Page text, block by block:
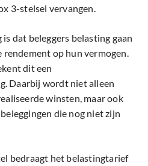
3-stelsel vervangen.
dat beleggers belasting gaan
op hun vermogen.
dit een
Daarbij wordt niet alleen
winsten, maar ook
die nog niet zijn
bedraagt het belastingtarief